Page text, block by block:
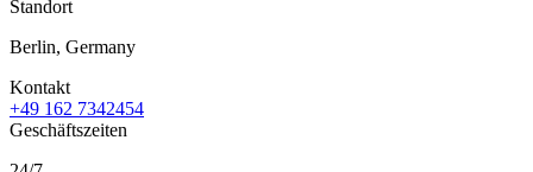
Standort
Berlin, Germany
Kontakt
+49 162 7342454
Geschäftszeiten